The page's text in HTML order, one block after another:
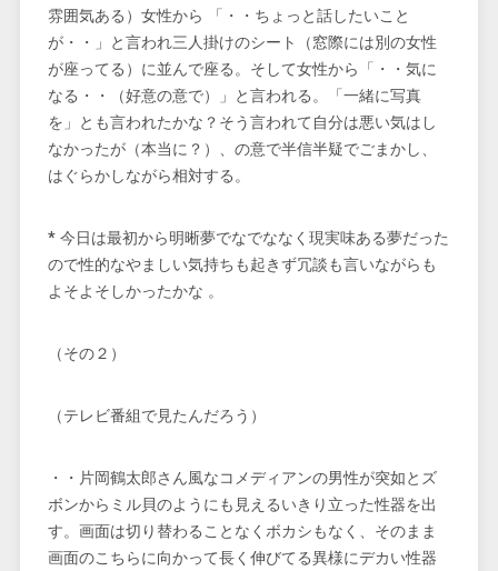
雰囲気ある）女性から 「・・ちょっと話したいこと
が・・」と言われ三人掛けのシート（窓際には別の女性
が座ってる）に並んで座る。そして女性から「・・気に
なる・・（好意の意で）」と言われる。「一緒に写真
を」とも言われたかな？そう言われて自分は悪い気はし
なかったが（本当に？）、の意で半信半疑でごまかし、
はぐらかしながら相対する。
* 今日は最初から明晰夢でなでななく現実味ある夢だった
ので性的なやましい気持ちも起きず冗談も言いながらも
よそよそしかったかな 。
（その２）
（テレビ番組で見たんだろう）
・・片岡鶴太郎さん風なコメディアンの男性が突如とズ
ボンからミル貝のようにも見えるいきり立った性器を出
す。画面は切り替わることなくボカシもなく、そのまま
画面のこちらに向かって長く伸びてる異様にデカい性器